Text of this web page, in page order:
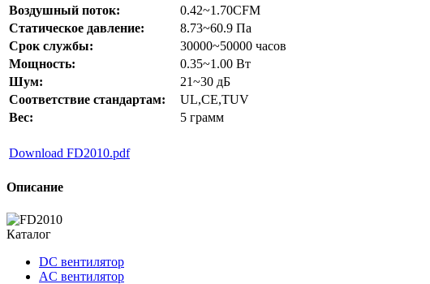
Воздушный поток:
0.42~1.70CFM
Статическое давление:
8.73~60.9 Па
Срок службы:
30000~50000 часов
Мощность:
0.35~1.00 Вт
Шум:
21~30 дБ
Соответствие стандартам:
UL,CE,TUV
Вес:
5 грамм
Download FD2010.pdf
Описание
Каталог
DC вентилятор
AC вентилятор